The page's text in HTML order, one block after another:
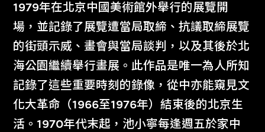
1979年在北京中國美術館外舉行的展覽開
場，並記錄了展覽遭當局取締、抗議取締展覽
的街頭示威、畫會與當局談判，以及其後於北
海公園繼續舉行畫展。此作品是唯一為人所知
記錄了這些重要時刻的錄像，從中亦能窺見文
化大革命（1966至1976年）結束後的北京生
活。1970年代末起，池小寧每逢週五於家中